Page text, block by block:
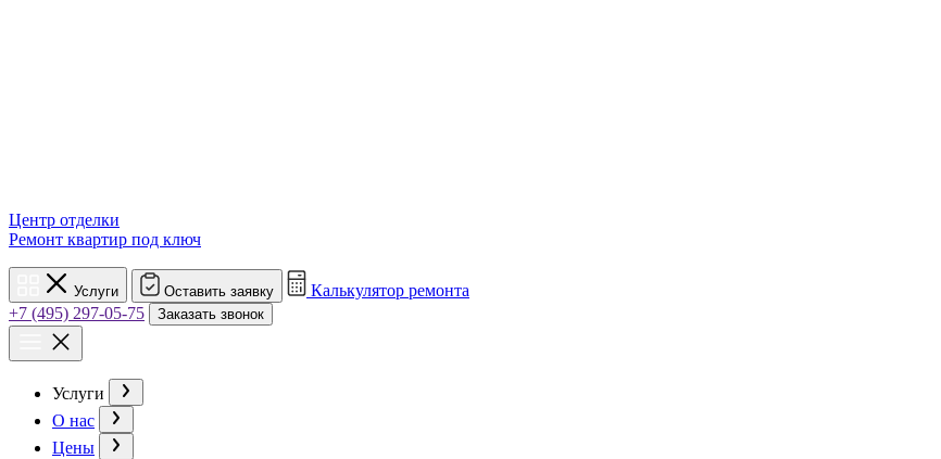
Центр отделки
Ремонт квартир под ключ
Услуги Оставить заявку
Калькулятор ремонта
+7 (495) 297-05-75
Заказать звонок
Услуги
О нас
Цены